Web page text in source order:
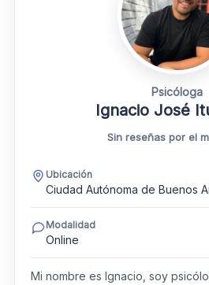
Psicóloga
Ignacio José
Sin reseñas por el
Ubicación
Ciudad Autónoma de Buenos
Modalidad
Online
Mi nombre es Ignacio, soy